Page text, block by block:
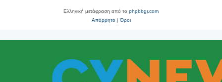
Ελληνική μετάφραση από το phpbbgr.com
Απόρρητο|Όροι